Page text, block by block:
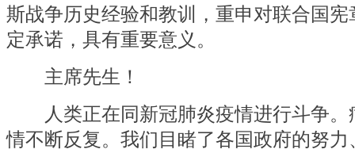
斯战争历史经验和教训，重申对联合国
定承诺，具有重要意义。
主席先生！
人类正在同新冠肺炎疫情进行斗争。
情不断反复。我们目睹了各国政府的努